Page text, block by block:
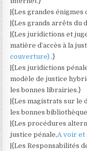
|{Les grandes énigmes
|{Les grands arrêts du
|{Les juridictions et
matière d’accès à la
couverture).}
|{Les juridictions
modèle de justice
les bonnes librairies.}
|{Les magistrats sur le
les bonnes
|{Les procédures
justice pénale,A voir
|{Les Responsabilités